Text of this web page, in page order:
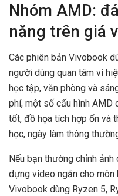
Nhóm AMD:
năng trên giá
Các phiên bản Vivobook
người dùng quan tâm vì
học tập, văn phòng và
phí, một số cấu hình AMD
tốt, đồ họa tích hợp ổn và
học, ngày làm thông
Nếu bạn thường chỉnh
dựng video ngắn cho môn
Vivobook dùng Ryzen 5,